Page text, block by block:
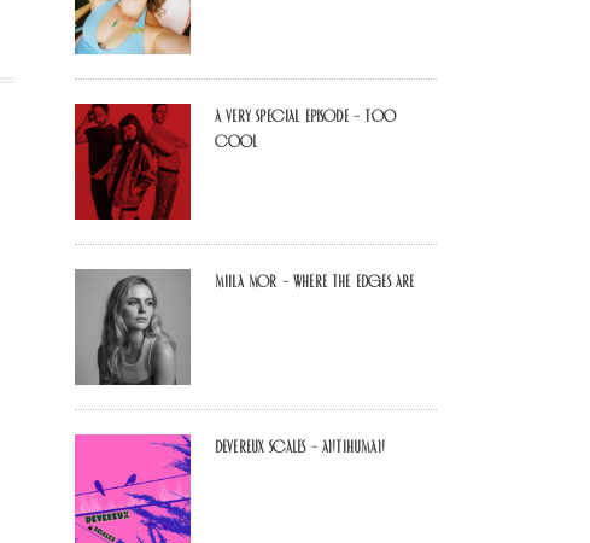
A Very Special Episode – Too
Cool
Miila Mor – Where The Edges Are
Devereux Scales – Antihuman